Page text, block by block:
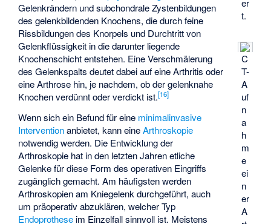
er
t.
C
T-
A
uf
n
a
h
m
e
ei
n
er
A
Gelenkrändern und subchondrale Zystenbildungen
des gelenkbildenden Knochens, die durch feine
Rissbildungen des Knorpels und Durchtritt von
Gelenkflüssigkeit in die darunter liegende
Knochenschicht entstehen. Eine Verschmälerung
des Gelenkspalts deutet dabei auf eine Arthritis oder
eine Arthrose hin, je nachdem, ob der gelenknahe
Knochen verdünnt oder verdickt ist.[16]
Wenn sich ein Befund für eine minimalinvasive
Interventionanbietet, kann eineArthroskopie
notwendig werden. Die Entwicklung der
Arthroskopie hat in den letzten Jahren etliche
Gelenke für diese Form des operativen Eingriffs
zugänglich gemacht. Am häufigsten werden
Arthroskopien am Kniegelenk durchgeführt, auch
um präoperativ abzuklären, welcher Typ
Endoprothese im Einzelfall sinnvoll ist. Meistens